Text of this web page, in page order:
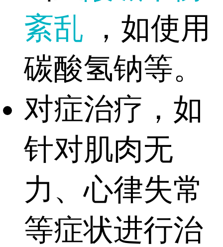
紊乱
，如使用
碳酸氢钠等。
对症治疗，如
针对肌肉无
力、心律失常
等症状进行治